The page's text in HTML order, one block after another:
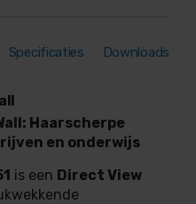
Specificaties Downloads
Haarscherpe
en onderwijs
is een Direct View